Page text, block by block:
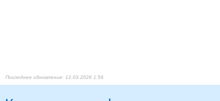
12.03.2026 1:56